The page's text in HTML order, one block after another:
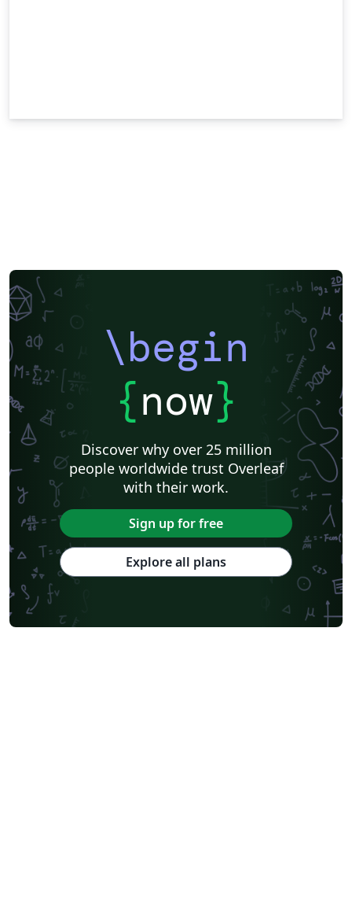
\begin
{now}
Discover why over 25 million
people worldwide trust Overleaf
with their work.
Sign up for free
Explore all plans